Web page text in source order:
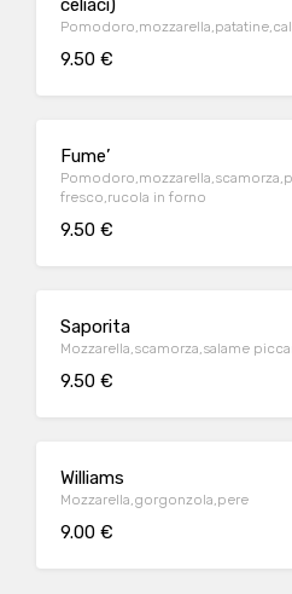
celiaci)
9.50 €
Fume’
fresco,rucola in forno
9.50 €
Saporita
Mozzarella,scamorza,salame
9.50 €
Williams
Mozzarella,gorgonzola,pere
9.00 €